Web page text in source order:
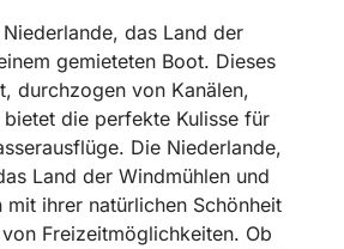
das Land der
gemieteten Boot. Dieses
durchzogen von Kanälen,
bietet die perfekte Kulisse für
Die Niederlande,
Land der Windmühlen und
mit ihrer natürlichen Schönheit
Freizeitmöglichkeiten. Ob